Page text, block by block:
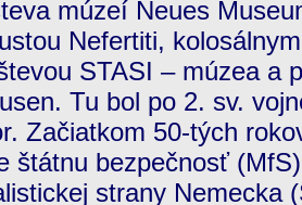
múzeí Neues
Nefertiti,
STASI – múzea a
Tu bol po 2. sv.
Začiatkom 50-tých
štátnu bezpečnosť
strany Nemecka